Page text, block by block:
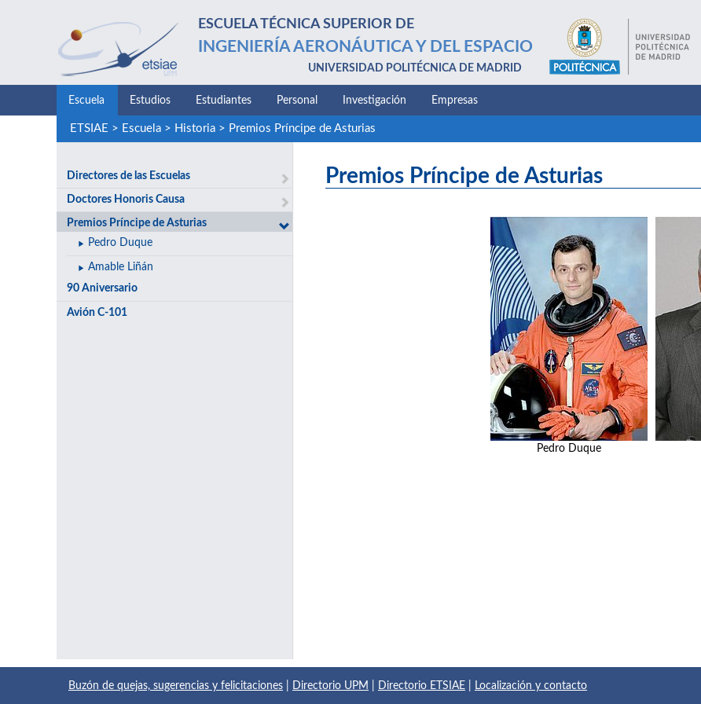
ESCUELA TÉCNICA SUPERIOR DE
INGENIERÍA AERONÁUTICA Y DEL ESPACIO
UNIVERSIDAD POLITÉCNICA DE MADRID
Escuela Estudios Estudiantes Personal Investigación Empresas
ETSIAE > Escuela> Historia> Premios Príncipe de Asturias
Directores de las Escuelas
Doctores Honoris Causa
Premios Príncipe de Asturias
Pedro Duque
Amable Liñán
90 Aniversario
Avión C-101
Premios Príncipe de Asturias
Pedro Duque
Buzón de quejas, sugerencias y felicitaciones Directorio UPM Directorio ETSIAE Localización y contacto